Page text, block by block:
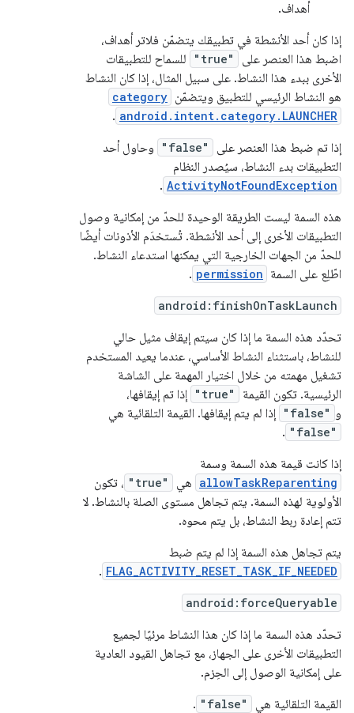
أهداف.
إذا كان أحد الأنشطة في تطبيقك يتضمّن فلاتر أهداف،
اضبط هذا العنصر على
"true"
للسماح للتطبيقات
الأخرى ببدء هذا النشاط. على سبيل المثال، إذا كان النشاط
هو النشاط الرئيسي للتطبيق ويتضمّن category
android.intent.category.LAUNCHER
.
إذا تم ضبط هذا العنصر على
"false"
وحاول أحد
التطبيقات بدء النشاط، سيُصدر النظام
ActivityNotFoundException
.
هذه السمة ليست الطريقة الوحيدة للحدّ من إمكانية وصول
التطبيقات الأخرى إلى أحد الأنشطة. تُستخدَم الأذونات أيضًا
للحدّ من الجهات الخارجية التي يمكنها استدعاء النشاط.
اطّلِع على السمة permission
.
android:finishOnTaskLaunch
تحدّد هذه السمة ما إذا كان سيتم إيقاف مثيل حالي
للنشاط، باستثناء النشاط الأساسي، عندما يعيد المستخدم
تشغيل مهمته من خلال اختيار المهمة على الشاشة
الرئيسية. تكون القيمة
"true"
إذا تم إيقافها،
و "false" إذا لم يتم إيقافها. القيمة التلقائية هي
"false"
.
إذا كانت قيمة هذه السمة وسمة
allowTaskReparenting هي "true" ، تكون
الأولوية لهذه السمة. يتم تجاهل مستوى الصلة بالنشاط. لا
تتم إعادة ربط النشاط، بل يتم محوه.
يتم تجاهل هذه السمة إذا لم يتم ضبط
FLAG_ACTIVITY_RESET_TASK_IF_NEEDED
.
android:forceQueryable
تحدّد هذه السمة ما إذا كان هذا النشاط مرئيًا لجميع
التطبيقات الأخرى على الجهاز، مع تجاهل القيود العادية
على إمكانية الوصول إلى الحِزم.
القيمة التلقائية هي
"false"
.